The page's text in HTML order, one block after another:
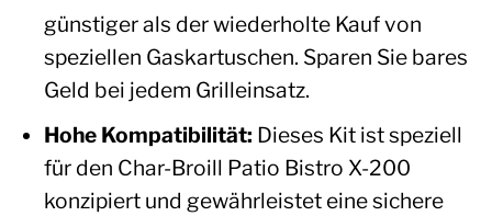
günstiger als der wiederholte Kauf von
speziellen Gaskartuschen. Sparen Sie bares
Geld bei jedem Grilleinsatz.
Hohe Kompatibilität: Dieses Kit ist speziell
für den Char-Broill Patio Bistro X-200
konzipiert und gewährleistet eine sichere